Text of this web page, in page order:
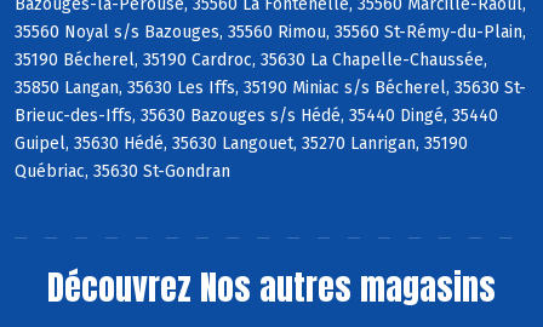
35560 Noyal s/s Bazouges, 35560 Rimou, 35560 St-Rémy-du-Plain,
35190 Bécherel, 35190 Cardroc, 35630 La Chapelle-Chaussée,
35850 Langan, 35630 Les Iffs, 35190 Miniac s/s Bécherel, 35630 St-
Brieuc-des-Iffs, 35630 Bazouges s/s Hédé, 35440 Dingé, 35440
Guipel, 35630 Hédé, 35630 Langouet, 35270 Lanrigan, 35190
Québriac, 35630 St-Gondran
Découvrez Nos autres magasins